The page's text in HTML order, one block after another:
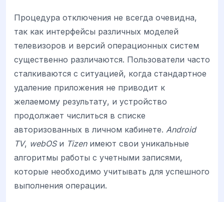
Процедура отключения не всегда очевидна,
так как интерфейсы различных моделей
телевизоров и версий операционных систем
существенно различаются. Пользователи часто
сталкиваются с ситуацией, когда стандартное
удаление приложения не приводит к
желаемому результату, и устройство
продолжает числиться в списке
авторизованных в личном кабинете. Android
TV, webOSи Tizenимеют свои уникальные
алгоритмы работы с учетными записями,
которые необходимо учитывать для успешного
выполнения операции.